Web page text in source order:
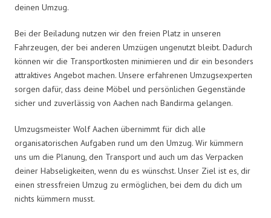
deinen Umzug.
Bei der Beiladung nutzen wir den freien Platz in unseren
Fahrzeugen, der bei anderen Umzügen ungenutzt bleibt. Dadurch
können wir die Transportkosten minimieren und dir ein besonders
attraktives Angebot machen. Unsere erfahrenen Umzugsexperten
sorgen dafür, dass deine Möbel und persönlichen Gegenstände
sicher und zuverlässig von Aachen nach Bandirma gelangen.
Umzugsmeister Wolf Aachen übernimmt für dich alle
organisatorischen Aufgaben rund um den Umzug. Wir kümmern
uns um die Planung, den Transport und auch um das Verpacken
deiner Habseligkeiten, wenn du es wünschst. Unser Ziel ist es, dir
einen stressfreien Umzug zu ermöglichen, bei dem du dich um
nichts kümmern musst.